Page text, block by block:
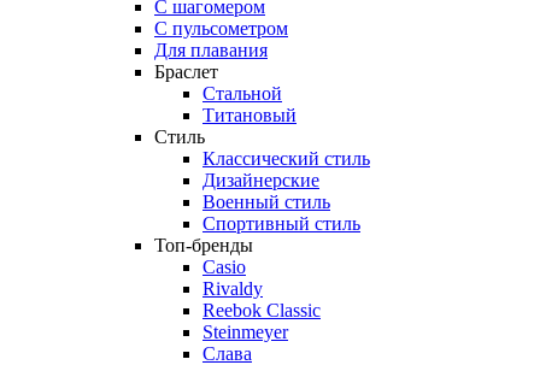
С шагомером
С пульсометром
Для плавания
Браслет
Стальной
Титановый
Стиль
Классический стиль
Дизайнерские
Военный стиль
Спортивный стиль
Топ-бренды
Casio
Rivaldy
Reebok Classic
Steinmeyer
Слава